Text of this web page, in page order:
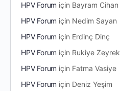
HPV Forum için Bayram Cihan
HPV Forum için Nedim Sayan
HPV Forum için Erdinç Dinç
HPV Forum için Rukiye Zeyrek
HPV Forum için Fatma Vasiye
HPV Forum için Deniz Yeşim